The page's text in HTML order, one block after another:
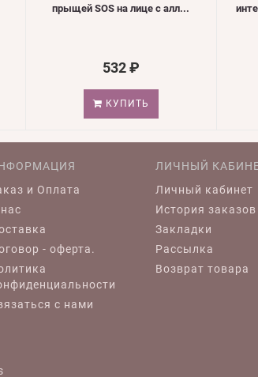
прыщей SOS на лице с алл...
532 ₽
КУПИТЬ
и Оплата
- оферта.
с нами
ЛИЧНЫЙ
Личный кабинет
История заказов
Закладки
Рассылка
Возврат товара